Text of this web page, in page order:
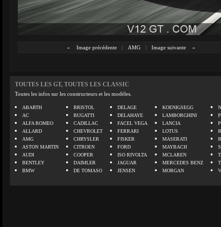
« Image précédente | AMG | Image suivante »
TOUTES LES GT, TOUTES LES CLASSIC
Toutes les infos sur les constructeurs et les modèles.
ABARTH
AC
ALFA ROMEO
ALLARD
AMG
ASTON MARTIN
AUDI
BENTLEY
BMW
BRISTOL
BUGATTI
CADILLAC
CHEVROLET
CHRYSLER
CITROEN
COOPER
DAIMLER
DE TOMASO
DELAGE
DELAHAYE
FACEL VEGA
FERRARI
FISKER
FORD
ISO RIVOLTA
JAGUAR
JENSEN
KOENIGSEGG
LAMBORGHINI
LANCIA
LOTUS
MASERATI
MAYBACH
MCLAREN
MERCEDES BENZ
MORGAN